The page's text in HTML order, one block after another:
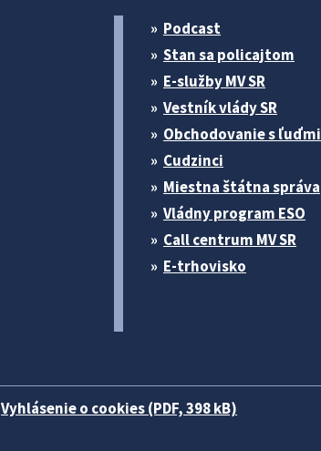
Podcast
Stan sa policajtom
E-služby MV SR
Vestník vlády SR
Obchodovanie s ľuďmi
Cudzinci
Miestna štátna správa
Vládny program ESO
Call centrum MV SR
E-trhovisko
Vyhlásenie o cookies (PDF, 398 kB)